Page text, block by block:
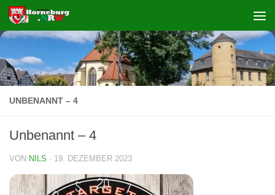
Zum Inhalt springen
UNBENANNT – 4
Unbenannt – 4
VON NILS · 19. DEZEMBER 2023